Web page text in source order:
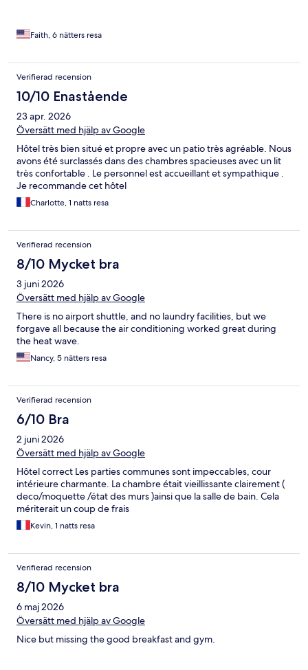
Faith, 6 nätters resa
Verifierad recension
10/10 Enastående
23 apr. 2026
Översätt med hjälp av Google
Hôtel très bien situé et propre avec un patio très agréable. Nous
avons été surclassés dans des chambres spacieuses avec un lit
très confortable . Le personnel est accueillant et sympathique .
Je recommande cet hôtel
Charlotte, 1 natts resa
Verifierad recension
8/10 Mycket bra
3 juni 2026
Översätt med hjälp av Google
There is no airport shuttle, and no laundry facilities, but we
forgave all because the air conditioning worked great during
the heat wave.
Nancy, 5 nätters resa
Verifierad recension
6/10 Bra
2 juni 2026
Översätt med hjälp av Google
Hôtel correct Les parties communes sont impeccables, cour
intérieure charmante. La chambre était vieillissante clairement (
deco/moquette /état des murs )ainsi que la salle de bain. Cela
mériterait un coup de frais
Kevin, 1 natts resa
Verifierad recension
8/10 Mycket bra
6 maj 2026
Översätt med hjälp av Google
Nice but missing the good breakfast and gym.